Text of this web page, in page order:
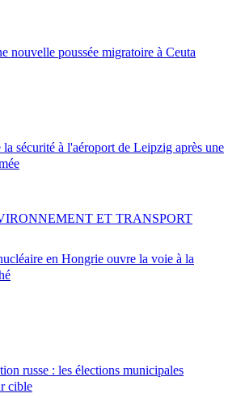
nouvelle poussée migratoire à Ceuta
sécurité à l'aéroport de Leipzig après une
en Hongrie ouvre la voie à la
ET TRANSPORT
russe : les élections municipales
cible